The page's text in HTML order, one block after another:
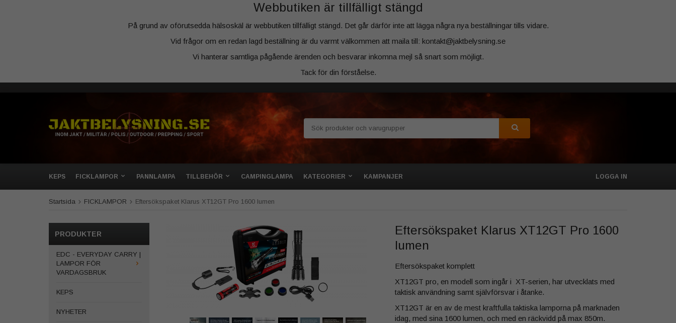
Webbutiken är tillfälligt stängd
På grund av oförutsedda hälsoskäl är webbutiken tillfälligt stängd. Det går därför inte att lägga några nya beställningar tills vidare.
Vid frågor om en redan lagd beställning är du varmt välkommen att maila till: kontakt@jaktbelysning.se
Vi hanterar samtliga pågående ärenden och besvarar inkomna mejl så snart som möjligt.
Tack för din förståelse.
KEPS FICKLAMPOR PANNLAMPA TILLBEHÖR CAMPINGLAMPA KATEGORIER KAMPANJER LOGGA IN
Startsida FICKLAMPOR Eftersökspaket Klarus XT12GT Pro 1600 lumen
PRODUKTER
EDC - EVERYDAY CARRY |
LAMPOR FÖR
VARDAGSBRUK
KEPS
NYHETER
Eftersökspaket Klarus XT12GT Pro 1600
lumen
Eftersökspaket komplett
XT12GT pro, en modell som ingår i XT-serien, har utvecklats med
taktisk användning samt självförsvar i åtanke.
XT12GT är en av de mest kraftfulla taktiska lamporna på marknaden
idag, med sina 1600 lumen, och med en räckvidd på max 850m.